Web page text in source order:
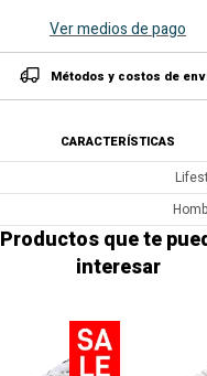
Ver medios de pago
Métodos y costos de
CARACTERÍSTICAS
Productos que te
interesar